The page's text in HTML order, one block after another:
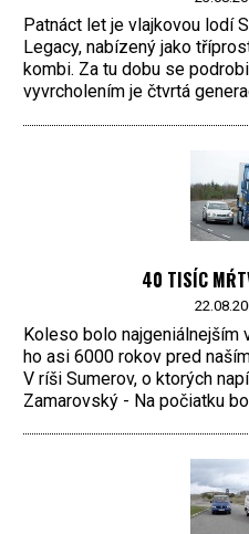
Patnáct let je vlajkovou lodí
Legacy, nabízený jako
kombi. Za tu dobu se
vyvrcholením je čtvrtá
40 TISÍC
Koleso bolo najgeniálnejším
ho asi 6000 rokov pred
V ríši Sumerov, o ktorých
Zamarovský - Na počiatku